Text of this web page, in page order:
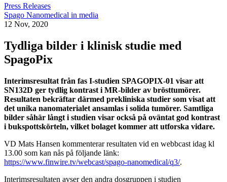
Press Releases
Spago Nanomedical in media
12 Nov, 2020
Tydliga bilder i klinisk studie med
SpagoPix
Interimsresultat från fas I-studien SPAGOPIX-01 visar att
SN132D ger tydlig kontrast i MR-bilder av brösttumörer.
Resultaten bekräftar därmed prekliniska studier som visat att
det unika nanomaterialet ansamlas i solida tumörer. Samtliga
bilder såhär långt i studien visar också på oväntat god kontrast
i bukspottskörteln, vilket bolaget kommer att utforska vidare.
VD Mats Hansen kommenterar resultaten vid en webbcast idag kl
13.00 som kan nås på följande länk:
https://www.finwire.tv/webcast/spago-nanomedical/q3/.
Interimsresultaten avser den andra dosgruppen i studien